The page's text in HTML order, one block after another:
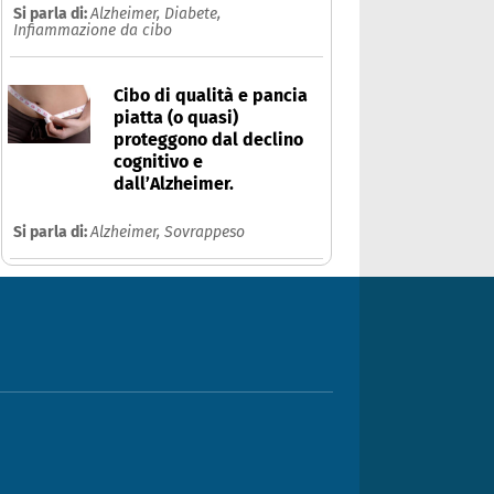
Si parla di:Alzheimer, Diabete,
Infiammazione da cibo
Cibo di qualità e pancia
piatta (o quasi)
proteggono dal declino
cognitivo e
dall’Alzheimer.
Si parla di:Alzheimer, Sovrappeso